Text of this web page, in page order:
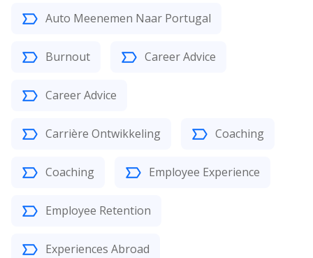
Auto Meenemen Naar Portugal
Burnout Career Advice
Career Advice
Carrière Ontwikkeling Coaching
Coaching Employee Experience
Employee Retention
Experiences Abroad